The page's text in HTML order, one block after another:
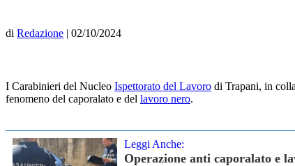
di Redazione | 02/10/2024
I Carabinieri del Nucleo Ispettorato del Lavoro di Trapani, in
fenomeno del caporalato e del lavoro nero.
Leggi Anche:
Operazione anti caporalato e